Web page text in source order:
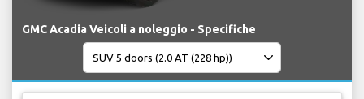
GMC Acadia Veicoli a noleggio - Specifiche